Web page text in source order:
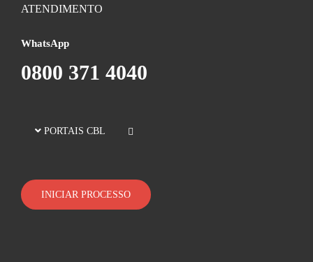
ATENDIMENTO
WhatsApp
0800 371 4040
PORTAIS CBL
INICIAR PROCESSO